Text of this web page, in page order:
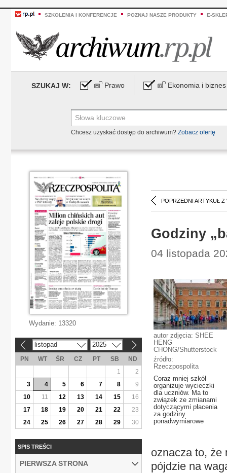
SZKOLENIA I KONFERENCJE POZNAJ NASZE PRODUKTY E-
SZUKAJ W: Prawo Ekonomia i biznes
Chcesz uzyskać dostęp do archiwum? Zobacz ofertę
POPRZEDNI ARTYKUŁ Z
Godziny
04 listopada
autor zdjęcia: SHEE
HENG
CHONG/Shutterstock
źródło:
Rzeczpospolita
Coraz mniej szkół
organizuje wycieczki
dla uczniów. Ma to
związek ze zmianami
dotyczącymi płacenia
za godziny
ponadwymiarowe
oznacza to, że
pójdzie na
Wydanie: 13320
listopad 2025
PN WT ŚR CZ PT SB
ND
1
2
3
4 5 6 7 8
9
10
11 12 13 14 15
16
17
18 19 20 21 22
23
24
25 26 27 28 29 30
SPIS TREŚCI
PIERWSZA STRONA